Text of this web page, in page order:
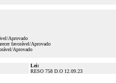
Aprovado
favorável/Aprovado
Aprovado
Lei:
RESO 758 D.O 12.09.23